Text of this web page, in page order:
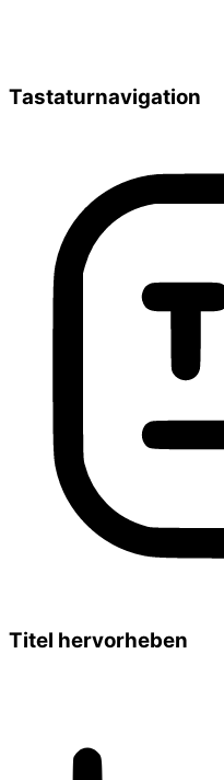
Tastaturnavigation
Titel hervorheben